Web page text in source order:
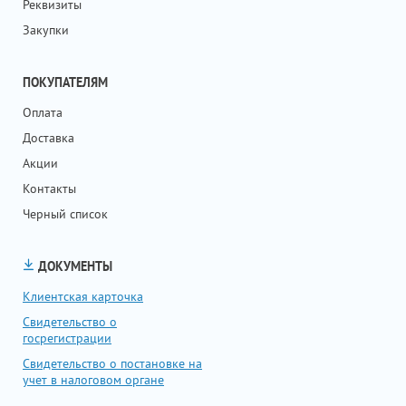
Реквизиты
Закупки
ПОКУПАТЕЛЯМ
Оплата
Доставка
Акции
Контакты
Черный список
ДОКУМЕНТЫ
Клиентская карточка
Свидетельство о
госрегистрации
Свидетельство о постановке на
учет в налоговом органе